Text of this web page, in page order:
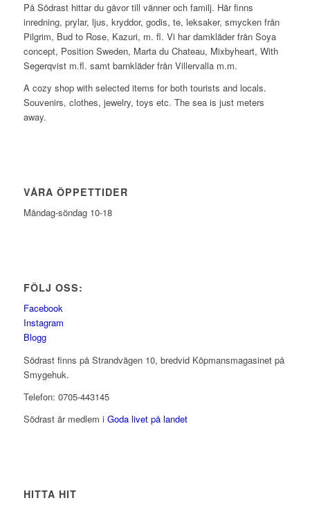
På Södrast hittar du gåvor till vänner och familj. Här finns
inredning, prylar, ljus, kryddor, godis, te, leksaker, smycken från
Pilgrim, Bud to Rose, Kazuri, m. fl. Vi har damkläder från Soya
concept, Position Sweden, Marta du Chateau, Mixbyheart, With
Segerqvist m.fl. samt barnkläder från Villervalla m.m.
A cozy shop with selected items for both tourists and locals.
Souvenirs, clothes, jewelry, toys etc. The sea is just meters
away.
VÅRA ÖPPETTIDER
Måndag-söndag 10-18
FÖLJ OSS:
Facebook
Instagram
Blogg
Södrast finns på Strandvägen 10, bredvid Köpmansmagasinet på
Smygehuk.
Telefon: 0705-443145
Södrast är medlem i Goda livet på landet
HITTA HIT